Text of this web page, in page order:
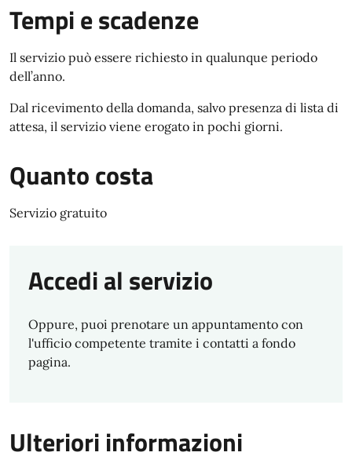
Tempi e scadenze
Il servizio può essere richiesto in qualunque periodo
dell’anno.
Dal ricevimento della domanda, salvo presenza di lista di
attesa, il servizio viene erogato in pochi giorni.
Quanto costa
Servizio gratuito
Accedi al servizio
Oppure, puoi prenotare un appuntamento con
l'ufficio competente tramite i contatti a fondo
pagina.
Ulteriori informazioni